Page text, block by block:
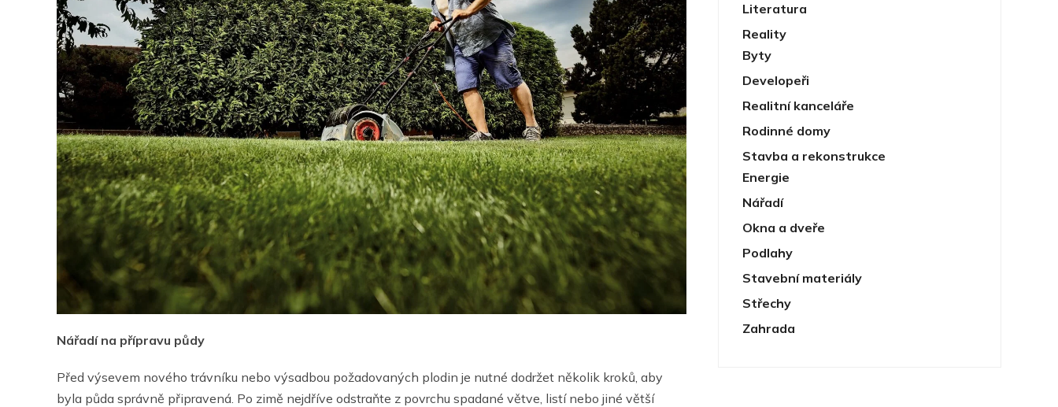
Nářadí na přípravu půdy
Před výsevem nového trávníku nebo výsadbou požadovaných plodin je nutné dodržet několik kroků, aby
byla půda správně připravená. Po zimě nejdříve odstraňte z povrchu spadané větve, listí nebo jiné větší
Literatura
Reality
Byty
Developeři
Realitní kanceláře
Rodinné domy
Stavba a rekonstrukce
Energie
Nářadí
Okna a dveře
Podlahy
Stavební materiály
Střechy
Zahrada